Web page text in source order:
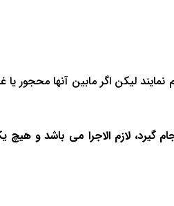
لیکن اگر مابین آنها محجور یا
لازم الاجرا می باشد و هیچ